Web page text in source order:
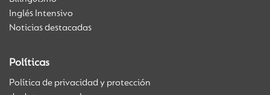
Inglés Intensivo
Noticias destacadas
Políticas
Política de privacidad y protección